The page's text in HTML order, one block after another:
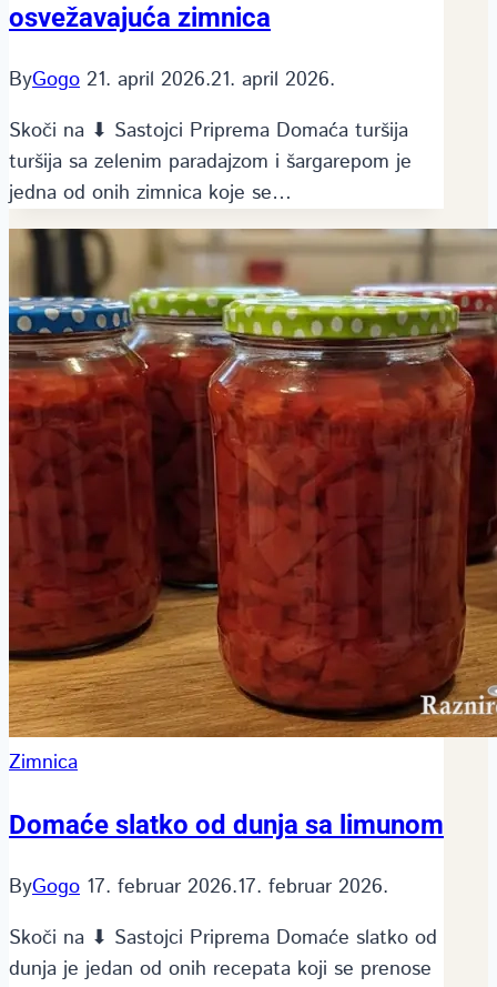
osvežavajuća zimnica
ByGogo 21. april 2026.21. april 2026.
Skoči na ⬇ Sastojci Priprema Domaća turšija
turšija sa zelenim paradajzom i šargarepom je
jedna od onih zimnica koje se…
Zimnica
Domaće slatko od dunja sa limunom
ByGogo 17. februar 2026.17. februar 2026.
Skoči na ⬇ Sastojci Priprema Domaće slatko od
dunja je jedan od onih recepata koji se prenose